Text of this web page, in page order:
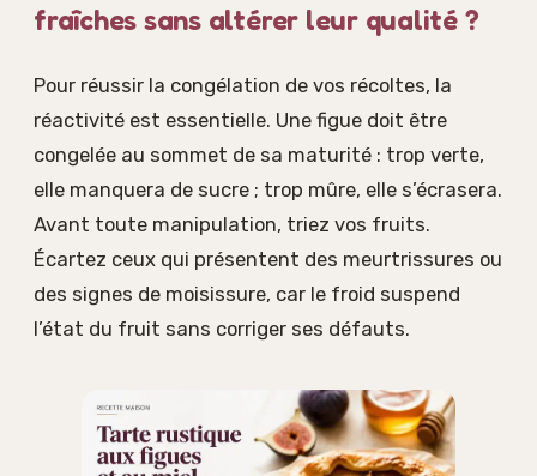
fraîches sans altérer leur qualité ?
Pour réussir la congélation de vos récoltes, la
réactivité est essentielle. Une figue doit être
congelée au sommet de sa maturité : trop verte,
elle manquera de sucre ; trop mûre, elle s’écrasera.
Avant toute manipulation, triez vos fruits.
Écartez ceux qui présentent des meurtrissures ou
des signes de moisissure, car le froid suspend
l’état du fruit sans corriger ses défauts.